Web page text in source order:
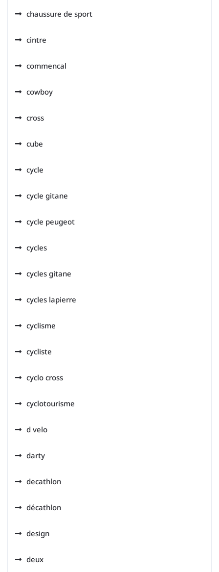
chaussure de sport
cintre
commencal
cowboy
cross
cube
cycle
cycle gitane
cycle peugeot
cycles
cycles gitane
cycles lapierre
cyclisme
cycliste
cyclo cross
cyclotourisme
d velo
darty
decathlon
décathlon
design
deux